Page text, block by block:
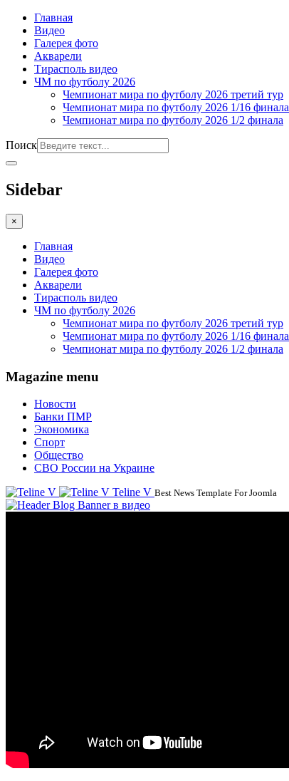
Главная
Видео
Галерея фото
Акварели
Тирасполь видео
ЧМ по футболу 2026
Чемпионат мира по футболу 2026 третий тур
Чемпионат мира по футболу 2026 1/16 финала
Чемпионат мира по футболу 2026 1/2 финала
Поиск
Sidebar
×
Главная
Видео
Галерея фото
Акварели
Тирасполь видео
ЧМ по футболу 2026
Чемпионат мира по футболу 2026 третий тур
Чемпионат мира по футболу 2026 1/16 финала
Чемпионат мира по футболу 2026 1/2 финала
Magazine menu
Новости
Банки ПМР
Экономика
Спорт
Общество
СВО России на Украине
Teline V Best News Template For Joomla